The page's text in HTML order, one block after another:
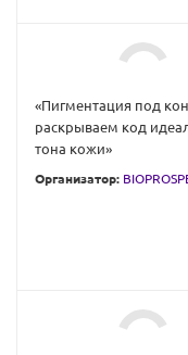
«Пигментация под
раскрываем код
тона кожи»
Организатор: